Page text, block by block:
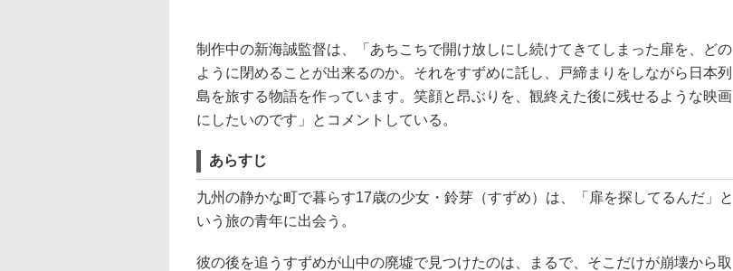
制作中の新海誠監督は、「あちこちで開け放しにし続けてきてしまった扉を、どの
ように閉めることが出来るのか。それをすずめに託し、戸締まりをしながら日本列
島を旅する物語を作っています。笑顔と昂ぶりを、観終えた後に残せるような映画
にしたいのです」とコメントしている。
あらすじ
九州の静かな町で暮らす17歳の少女・鈴芽（すずめ）は、「扉を探してるんだ」と
いう旅の青年に出会う。
彼の後を追うすずめが山中の廃墟で見つけたのは、まるで、そこだけが崩壊から取